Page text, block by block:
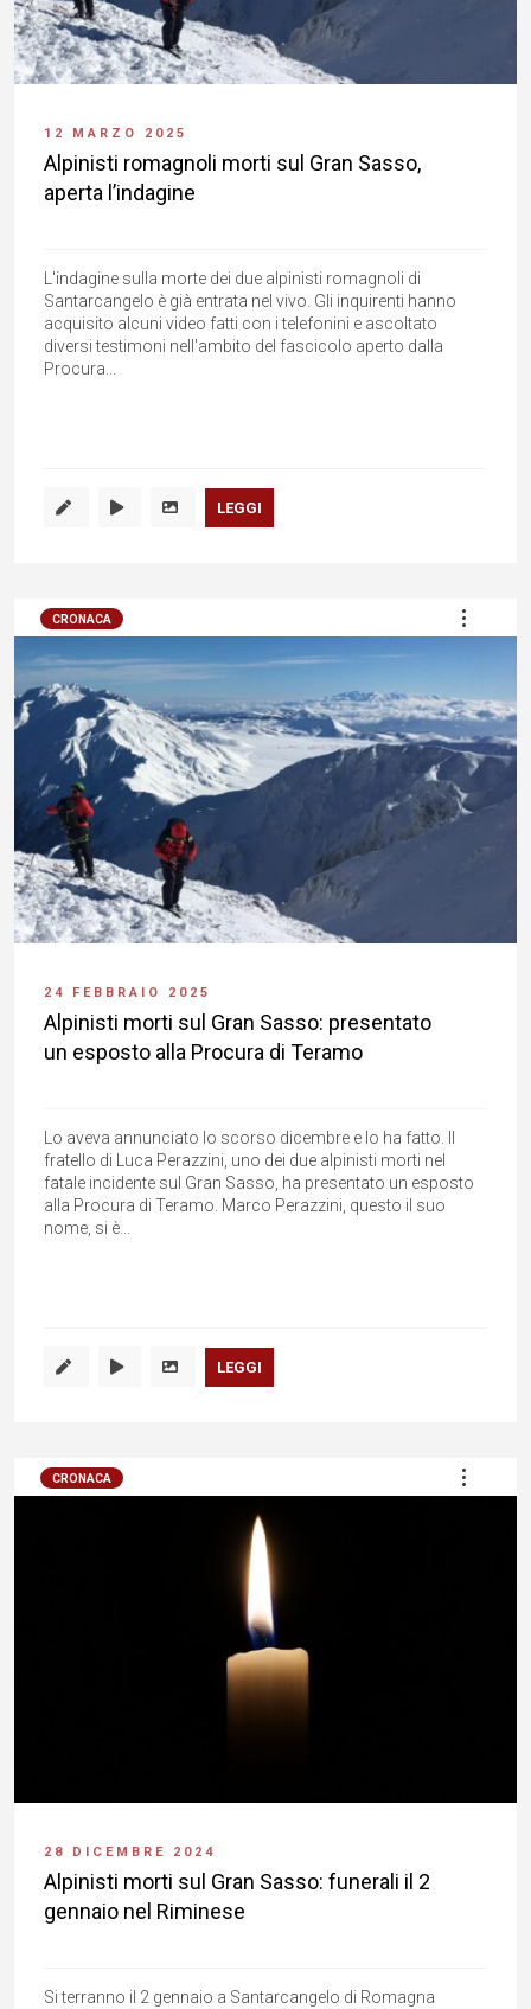
12 MARZO 2025
Alpinisti romagnoli morti sul Gran Sasso,
aperta l’indagine
L'indagine sulla morte dei due alpinisti romagnoli di
Santarcangelo è già entrata nel vivo. Gli inquirenti hanno
acquisito alcuni video fatti con i telefonini e ascoltato
diversi testimoni nell'ambito del fascicolo aperto dalla
Procura...
LEGGI
CRONACA
24 FEBBRAIO 2025
Alpinisti morti sul Gran Sasso: presentato
un esposto alla Procura di Teramo
Lo aveva annunciato lo scorso dicembre e lo ha fatto. Il
fratello di Luca Perazzini, uno dei due alpinisti morti nel
fatale incidente sul Gran Sasso, ha presentato un esposto
alla Procura di Teramo. Marco Perazzini, questo il suo
nome, si è...
LEGGI
CRONACA
28 DICEMBRE 2024
Alpinisti morti sul Gran Sasso: funerali il 2
gennaio nel Riminese
Si terranno il 2 gennaio a Santarcangelo di Romagna